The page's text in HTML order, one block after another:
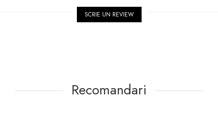
SCRIE UN REVIEW
Recomandari